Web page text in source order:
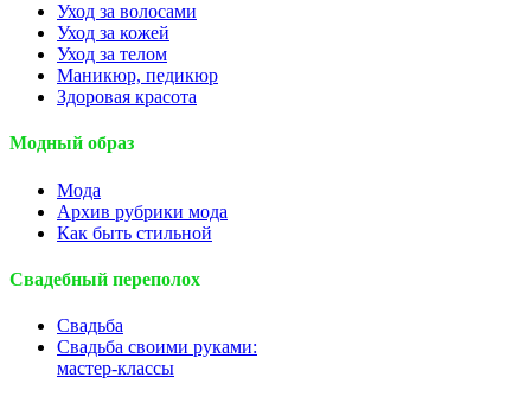
Уход за волосами
Уход за кожей
Уход за телом
Маникюр, педикюр
Здоровая красота
Модный образ
Мода
Архив рубрики мода
Как быть стильной
Свадебный переполох
Свадьба
Свадьба своими руками:
мастер-классы